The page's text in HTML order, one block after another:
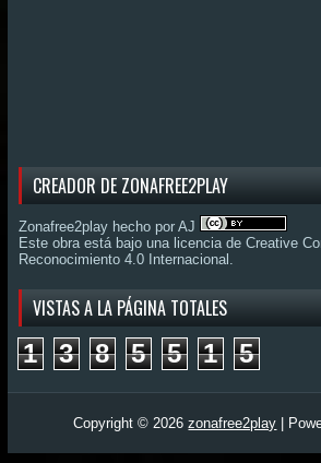
CREADOR DE ZONAFREE2PLAY
Zonafree2play hecho por AJ
Este obra está bajo una licencia de Creative
Reconocimiento 4.0 Internacional .
VISTAS A LA PÁGINA TOTALES
1 3 8 5 5 1 5
Copyright ©2026zonafree2play |